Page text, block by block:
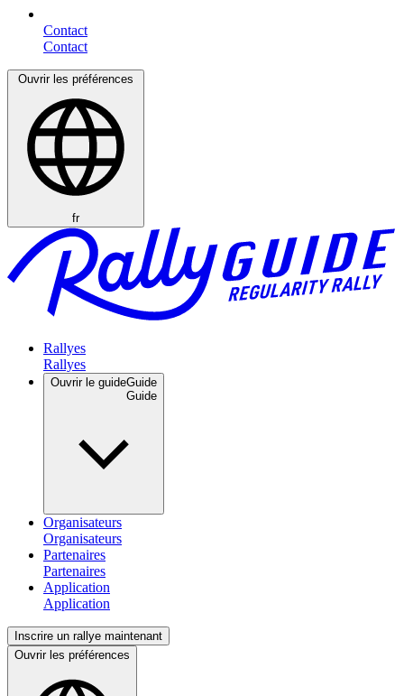
Contact
Ouvrir les préférences
fr
Rallyes
Ouvrir le guideGuide
Organisateurs
Partenaires
Application
Inscrire un rallye maintenant
Ouvrir les préférences